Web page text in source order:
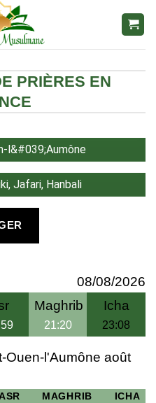
PRIÈRES EN
l&#039;Aumône
Jafari, Hanbali
08/08/2026
Maghrib
21:20
Icha
23:08
Ouen-l'Aumône août
MAGHRIB ICHA